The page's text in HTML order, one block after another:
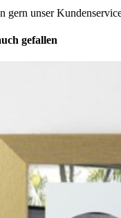
gern unser
gefallen